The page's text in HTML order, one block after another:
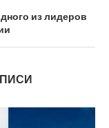
из лидеров